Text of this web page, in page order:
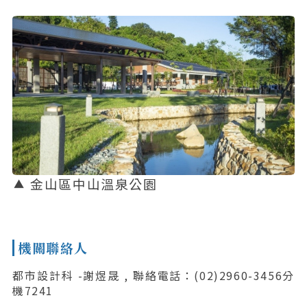
金山區中山溫泉公園
機關聯絡人
都市設計科 -謝煜晟 , 聯絡電話：(02)2960-3456分
機7241